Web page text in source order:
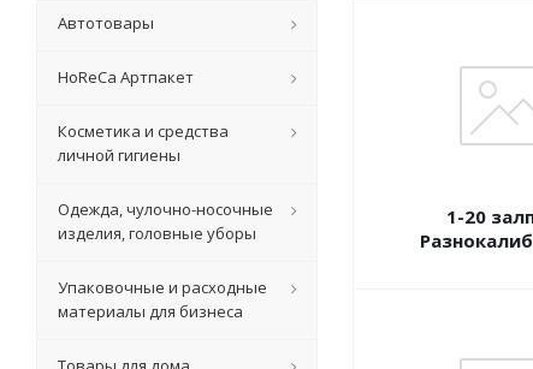
1-20
Автотовары
HoReCa Артпакет
Косметика и средства
личной гигиены
Одежда, чулочно-носочные
изделия, головные уборы
Упаковочные и расходные
материалы для бизнеса